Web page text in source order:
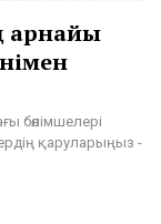
арнайы
бөлімшелері
қаруларыңыз -